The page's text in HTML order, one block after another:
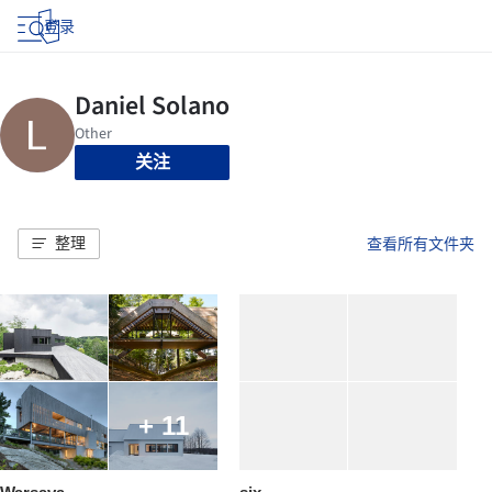
登录
关注
整理 查看所有文件夹
+ 11